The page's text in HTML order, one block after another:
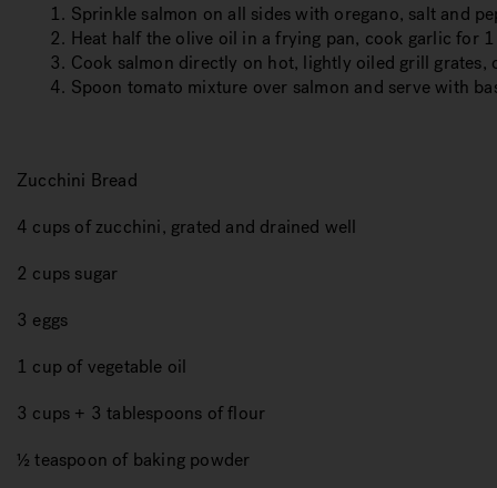
1. Sprinkle salmon on all sides with oregano, salt and
2. Heat half the olive oil in a frying pan, cook garlic for
3. Cook salmon directly on hot, lightly oiled grill
4. Spoon tomato mixture over salmon and serve with
Zucchini Bread
4 cups of zucchini, grated and drained well
2 cups sugar
3 eggs
1 cup of vegetable oil
3 cups + 3 tablespoons of flour
½ teaspoon of baking powder